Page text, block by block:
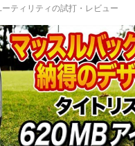
ーティリティの試打・レビュー